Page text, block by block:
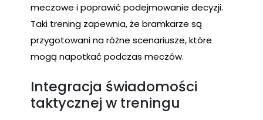
meczowe i poprawić podejmowanie decyzji.
Taki trening zapewnia, że bramkarze są
przygotowani na różne scenariusze, które
mogą napotkać podczas meczów.
Integracja świadomości
taktycznej w treningu